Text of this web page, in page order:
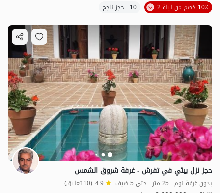
10٪ خصم من ليلة 2
10+ حجز ناجح
حجز نزل بيئي في تفرش - غرفة شروق الشمس
بدون غرفة نوم . 25 متر . حتى 5 ضيف 4.9 (10 تعليق)